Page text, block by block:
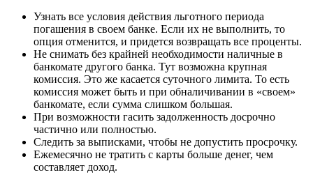
Узнать все условия действия льготного периода
погашения в своем банке. Если их не выполнить, то
опция отменится, и придется возвращать все проценты.
Не снимать без крайней необходимости наличные в
банкомате другого банка. Тут возможна крупная
комиссия. Это же касается суточного лимита. То есть
комиссия может быть и при обналичивании в «своем»
банкомате, если сумма слишком большая.
При возможности гасить задолженность досрочно
частично или полностью.
Следить за выписками, чтобы не допустить просрочку.
Ежемесячно не тратить с карты больше денег, чем
составляет доход.